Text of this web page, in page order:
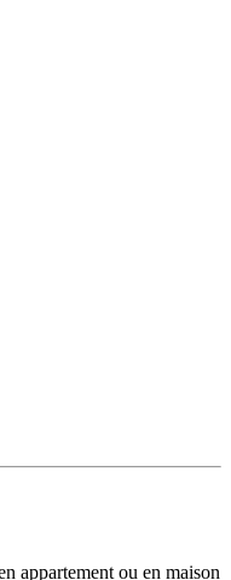
appartement ou en maison